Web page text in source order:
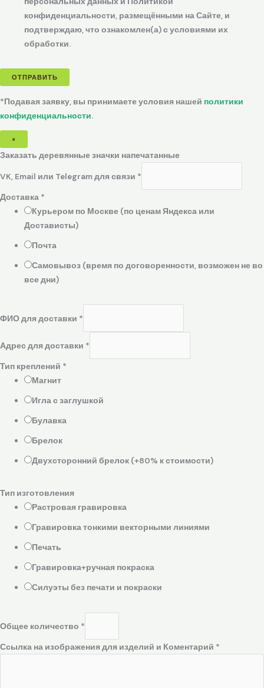
конфиденциальности, размещёнными на Сайте, и
подтверждаю, что ознакомлен(а) с условиями их
обработки.
ОТПРАВИТЬ
*Подавая заявку, вы принимаете условия нашей политики
конфиденциальности.
×
Заказать деревянные значки напечатанные
VK, Email или Telegram для связи *
Доставка *
Курьером по Москве (по ценам Яндекса или
Достависты)
Почта
Самовывоз (время по договоренности, возможен не во
все дни)
ФИО для доставки *
Адрес для доставки *
Тип креплений *
Магнит
Игла с заглушкой
Булавка
Брелок
Двухсторонний брелок (+80% к стоимости)
Тип изготовления
Растровая гравировка
Гравировка тонкими векторными линиями
Печать
Гравировка+ручная покраска
Силуэты без печати и покраски
Общее количество *
Ссылка на изображения для изделий и Коментарий *